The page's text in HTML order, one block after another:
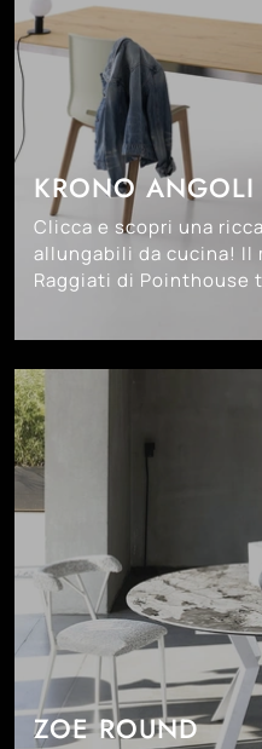
KRONO ANGOLI
Clicca e scopri una
allungabili da cucina! Il
Raggiati di Pointhouse
ZOE ROUND